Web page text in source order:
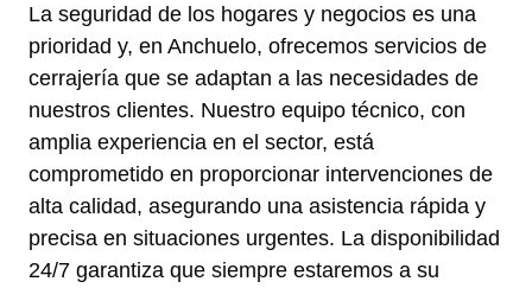
La seguridad de los hogares y negocios es una
prioridad y, en Anchuelo, ofrecemos servicios de
cerrajería que se adaptan a las necesidades de
nuestros clientes. Nuestro equipo técnico, con
amplia experiencia en el sector, está
comprometido en proporcionar intervenciones de
alta calidad, asegurando una asistencia rápida y
precisa en situaciones urgentes. La disponibilidad
24/7 garantiza que siempre estaremos a su